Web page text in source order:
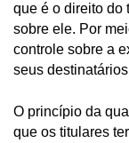
que é o direito do
sobre ele. Por
controle sobre a
seus
O princípio da
que os titulares